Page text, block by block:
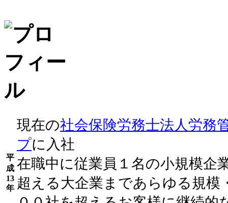
平
成
13
年
現在の社会保険労務士法人労務
プに入社
在職中に従業員１名の小規模企
超える大企業まであらゆる規模